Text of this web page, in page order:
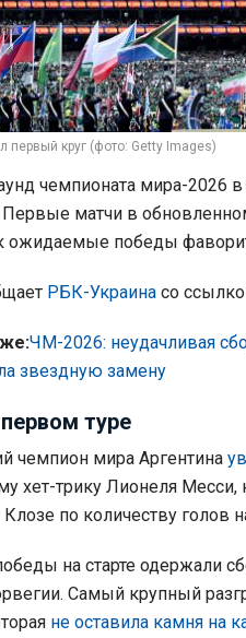
первый круг (фото: Getty Images)
чемпионата мира-
матчи в
ожидаемые победы
РБК-Украина со
ЧМ-2026: неудачливая
звездную замену
туре
чемпион мира Аргентина
хет-трику Лионеля
по количеству голов
на старте одержали
Самый крупный
не оставила камня на